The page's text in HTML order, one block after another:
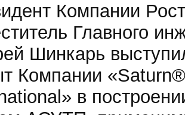
Компании
Главного
Шинкарь
Компании
в